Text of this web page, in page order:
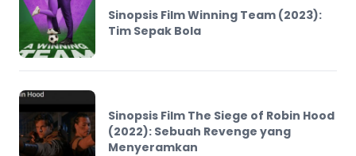
Sinopsis Film Winning Team (2023):
Tim Sepak Bola
Sinopsis Film The Siege of Robin Hood
(2022): Sebuah Revenge yang
Menyeramkan